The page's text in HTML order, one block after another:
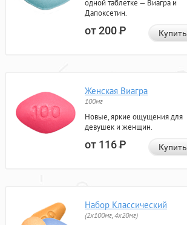
одной таблетке — Виагра и
Дапоксетин.
от 200Р Купить
Женская Виагра
100мг
Новые, яркие ощущения для
девушек и женщин.
от 116Р Купить
Набор Классический
(2x100мг, 4x20мг)